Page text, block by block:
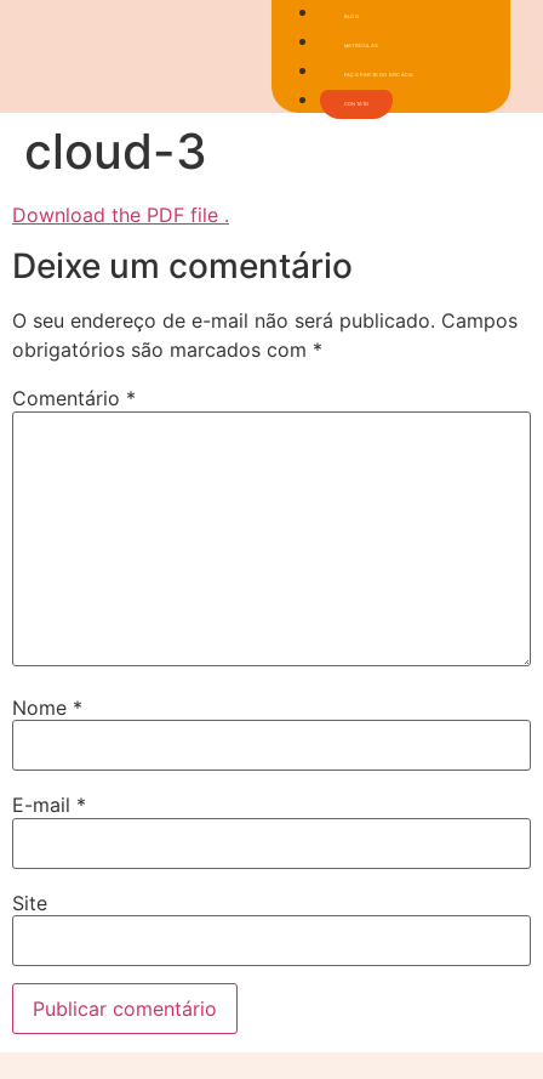
BLOG
MATRÍCULAS
FAÇA PARTE DO EFICÁCIA
CONTATO
cloud-3
Download the PDF file .
Deixe um comentário
O seu endereço de e-mail não será publicado. Campos
obrigatórios são marcados com *
Comentário *
Nome *
E-mail *
Site